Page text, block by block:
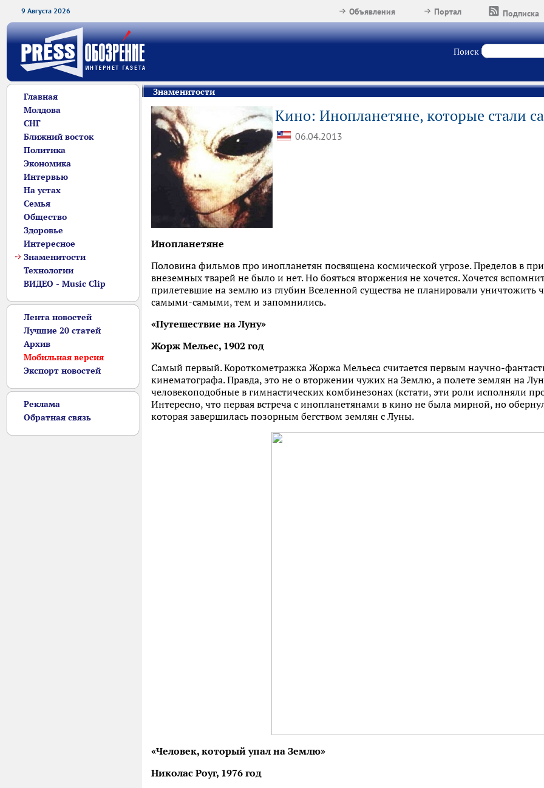
9 Августа 2026 Подписка
Портал
Объявления
Поиск
Главная
Молдова
СНГ
Ближний восток
Политика
Экономика
Интервью
На устах
Семья
Общество
Здоровье
Интересное
Знаменитости
Технологии
ВИДЕО - Music Clip
Лента новостей
Лучшие 20 статей
Архив
Мобильная версия
Экспорт новостей
Реклама
Обратная связь
Знаменитости
Кино: Инопланетяне, которые
06.04.2013
Инопланетяне
Половина фильмов про инопланетян посвящена космической угрозе. Пределов в
внеземных тварей не было и нет. Но бояться вторжения не хочется. Хочется
прилетевшие на землю из глубин Вселенной существа не планировали уничтожить
самыми-самыми, тем и запомнились.
«Путешествие на Луну»
Жорж Мельес, 1902 год
Самый первый. Короткометражка Жоржа Мельеса считается первым научно-
кинематографа. Правда, это не о вторжении чужих на Землю, а полете землян на
человекоподобные в гимнастических комбинезонах (кстати, эти роли исполняли
Интересно, что первая встреча с инопланетянами в кино не была мирной, но
которая завершилась позорным бегством землян с Луны.
«Человек, который упал на Землю»
Николас Роуг, 1976 год